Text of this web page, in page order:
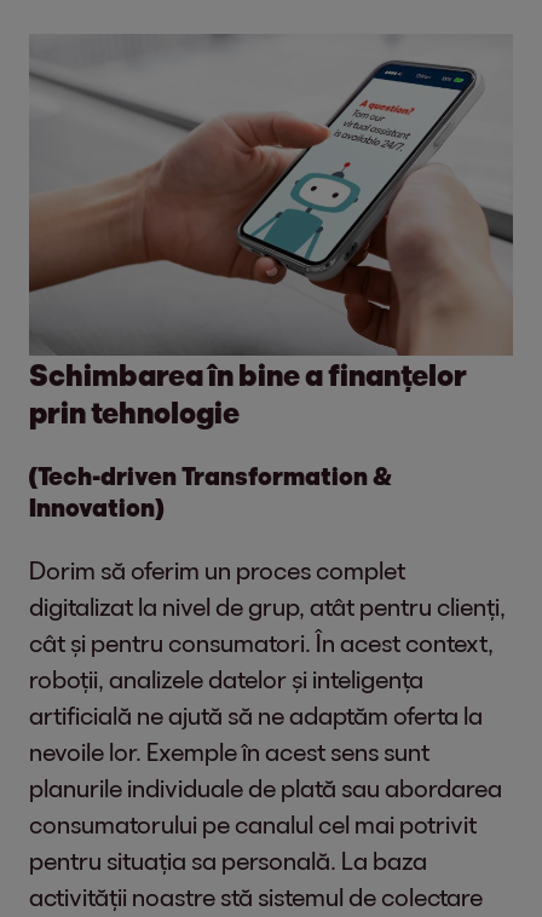
Schimbarea în bine a finanțelor
prin tehnologie
(Tech-driven Transformation &
Innovation)
Dorim să oferim un proces complet
digitalizat la nivel de grup, atât pentru clienți,
cât și pentru consumatori. În acest context,
roboții, analizele datelor și inteligența
artificială ne ajută să ne adaptăm oferta la
nevoile lor. Exemple în acest sens sunt
planurile individuale de plată sau abordarea
consumatorului pe canalul cel mai potrivit
pentru situația sa personală. La baza
activității noastre stă sistemul de colectare